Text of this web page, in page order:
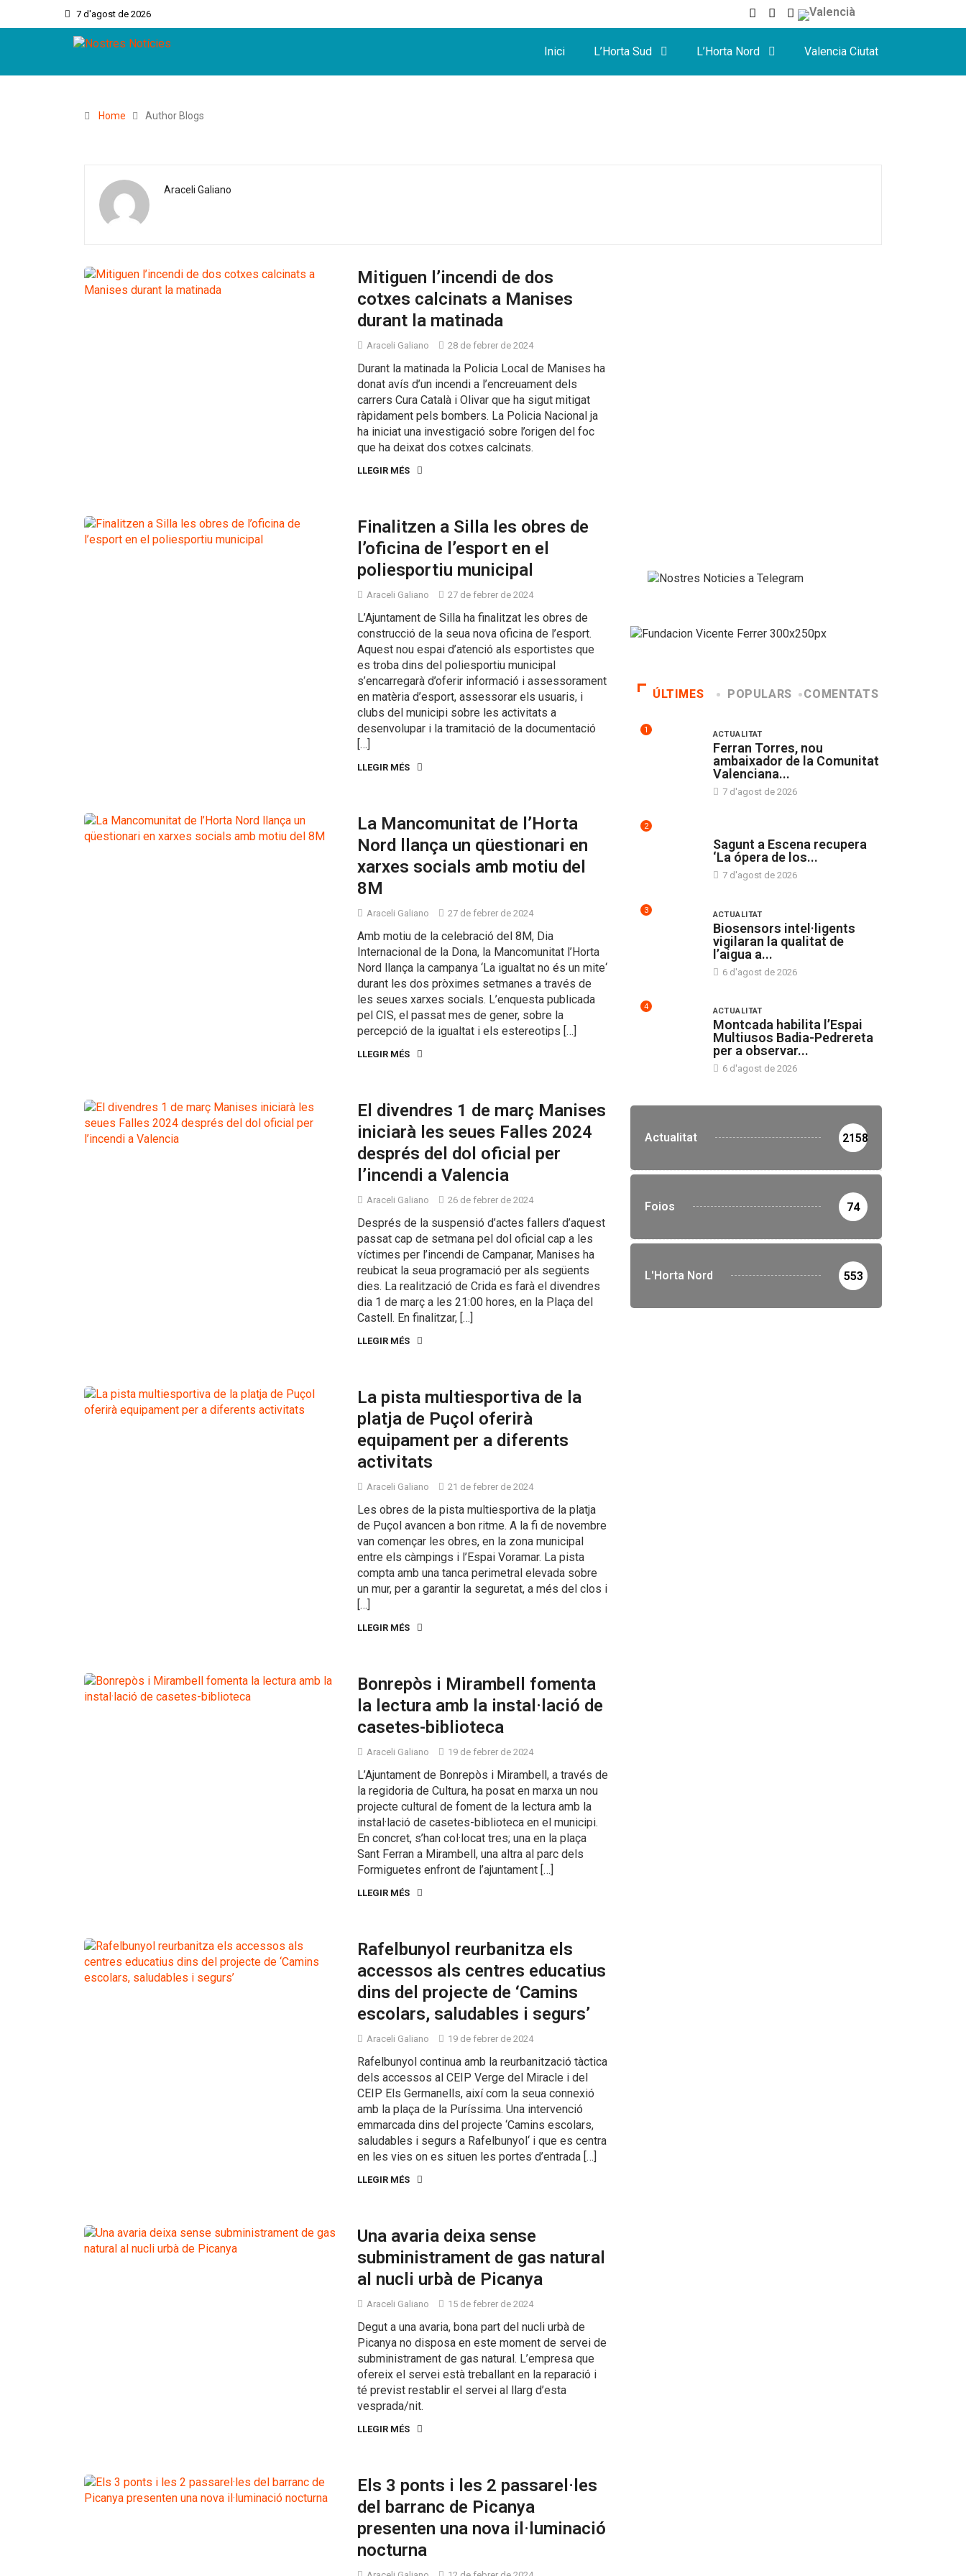
7 d'agost de 2026
Inici L’Horta Sud L’Horta Nord Valencia Ciutat
Home Author Blogs
Araceli Galiano
Mitiguen l’incendi de dos
cotxes calcinats a Manises
durant la matinada
Araceli Galiano 28 de febrer de 2024
Durant la matinada la Policia Local de Manises ha
donat avís d’un incendi a l’encreuament dels
carrers Cura Català i Olivar que ha sigut mitigat
ràpidament pels bombers. La Policia Nacional ja
ha iniciat una investigació sobre l’origen del foc
que ha deixat dos cotxes calcinats.
LLEGIR MÉS
Finalitzen a Silla les obres de
l’oficina de l’esport en el
poliesportiu municipal
Araceli Galiano 27 de febrer de 2024
L’Ajuntament de Silla ha finalitzat les obres de
construcció de la seua nova oficina de l’esport.
Aquest nou espai d’atenció als esportistes que
es troba dins del poliesportiu municipal
s’encarregarà d’oferir informació i assessorament
en matèria d’esport, assessorar els usuaris, i
clubs del municipi sobre les activitats a
desenvolupar i la tramitació de la documentació
[…]
LLEGIR MÉS
La Mancomunitat de l’Horta
Nord llança un qüestionari en
xarxes socials amb motiu del
8M
Araceli Galiano 27 de febrer de 2024
Amb motiu de la celebració del 8M, Dia
Internacional de la Dona, la Mancomunitat l’Horta
Nord llança la campanya ‘La igualtat no és un mite‘
durant les dos pròximes setmanes a través de
les seues xarxes socials. L’enquesta publicada
pel CIS, el passat mes de gener, sobre la
percepció de la igualtat i els estereotips […]
LLEGIR MÉS
El divendres 1 de març Manises
iniciarà les seues Falles 2024
després del dol oficial per
l’incendi a Valencia
Araceli Galiano 26 de febrer de 2024
Després de la suspensió d’actes fallers d’aquest
passat cap de setmana pel dol oficial cap a les
víctimes per l’incendi de Campanar, Manises ha
reubicat la seua programació per als següents
dies. La realització de Crida es farà el divendres
dia 1 de març a les 21:00 hores, en la Plaça del
Castell. En finalitzar, […]
LLEGIR MÉS
La pista multiesportiva de la
platja de Puçol oferirà
equipament per a diferents
activitats
Araceli Galiano 21 de febrer de 2024
Les obres de la pista multiesportiva de la platja
de Puçol avancen a bon ritme. A la fi de novembre
van començar les obres, en la zona municipal
entre els càmpings i l’Espai Voramar. La pista
compta amb una tanca perimetral elevada sobre
un mur, per a garantir la seguretat, a més del clos i
[…]
LLEGIR MÉS
Bonrepòs i Mirambell fomenta
la lectura amb la instal·lació de
casetes-biblioteca
Araceli Galiano 19 de febrer de 2024
L’Ajuntament de Bonrepòs i Mirambell, a través de
la regidoria de Cultura, ha posat en marxa un nou
projecte cultural de foment de la lectura amb la
instal·lació de casetes-biblioteca en el municipi.
En concret, s’han col·locat tres; una en la plaça
Sant Ferran a Mirambell, una altra al parc dels
Formiguetes enfront de l’ajuntament […]
LLEGIR MÉS
Rafelbunyol reurbanitza els
accessos als centres educatius
dins del projecte de ‘Camins
escolars, saludables i segurs’
Araceli Galiano 19 de febrer de 2024
Rafelbunyol continua amb la reurbanització tàctica
dels accessos al CEIP Verge del Miracle i del
CEIP Els Germanells, així com la seua connexió
amb la plaça de la Puríssima. Una intervenció
emmarcada dins del projecte ‘Camins escolars,
saludables i segurs a Rafelbunyol‘ i que es centra
en les vies on es situen les portes d’entrada […]
LLEGIR MÉS
Una avaria deixa sense
subministrament de gas natural
al nucli urbà de Picanya
Araceli Galiano 15 de febrer de 2024
Degut a una avaria, bona part del nucli urbà de
Picanya no disposa en este moment de servei de
subministrament de gas natural. L’empresa que
ofereix el servei està treballant en la reparació i
té previst restablir el servei al llarg d’esta
vesprada/nit.
LLEGIR MÉS
Els 3 ponts i les 2 passarel·les
del barranc de Picanya
presenten una nova il·luminació
nocturna
ÚLTIMES POPULARS COMENTATS
1 ACTUALITAT
Ferran Torres, nou
ambaixador de la Comunitat
Valenciana...
7 d'agost de 2026
2
Sagunt a Escena recupera
‘La ópera de los...
7 d'agost de 2026
3 ACTUALITAT
Biosensors intel·ligents
vigilaran la qualitat de
l’aigua a...
6 d'agost de 2026
4 ACTUALITAT
Montcada habilita l’Espai
Multiusos Badia-Pedrereta
per a observar...
6 d'agost de 2026
Actualitat 2158
Foios 74
L'Horta Nord 553